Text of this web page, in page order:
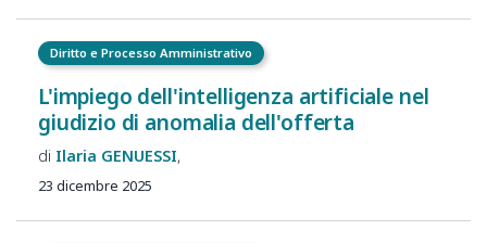
Diritto e Processo Amministrativo
L'impiego dell'intelligenza artificiale nel
giudizio di anomalia dell'offerta
Ilaria GENUESSI
23 dicembre 2025